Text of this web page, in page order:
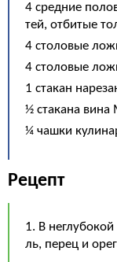
4 средние
тей, отбитые
4 столовые
4 столовые
1 стакан
½ стакана вина
¼ чашки
Рецепт
1. В
ль, перец и